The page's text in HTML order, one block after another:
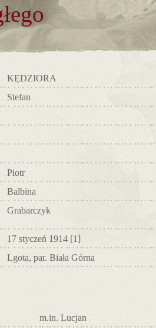
KĘDZIORA
Stefan
Piotr
Balbina
Grabarczyk
17 styczeń 1914 [1]
Lgota, par. Biała Górna
m.in. Lucjan